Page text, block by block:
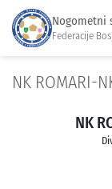
Nogometni
Federacije
NK ROMARI-
NK